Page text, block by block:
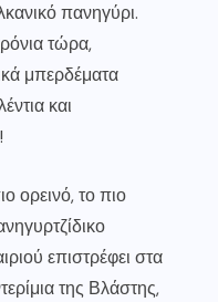
πανηγύρι.
τώρα,
μπερδέματα
και
ορεινό, το πιο
επιστρέφει στα
της Βλάστης,